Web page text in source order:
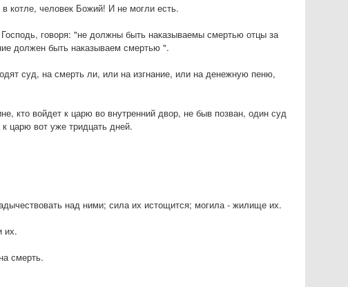
котле, человек Божий! И не могли есть.
говоря: "не должны быть наказываемы смертью отцы за
должен быть наказываем смертью ".
суд, на смерть ли, или на изгнание, или на денежную пеню,
кто войдет к царю во внутренний двор, не быв позван, один суд
царю вот уже тридцать дней.
над ними; сила их истощится; могила - жилище их.
их.
смерть.